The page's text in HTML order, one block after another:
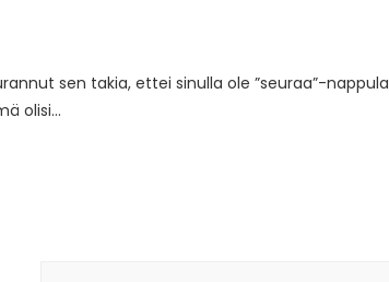
sen takia, ettei sinulla ole ”seuraa”-nappula
olisi…